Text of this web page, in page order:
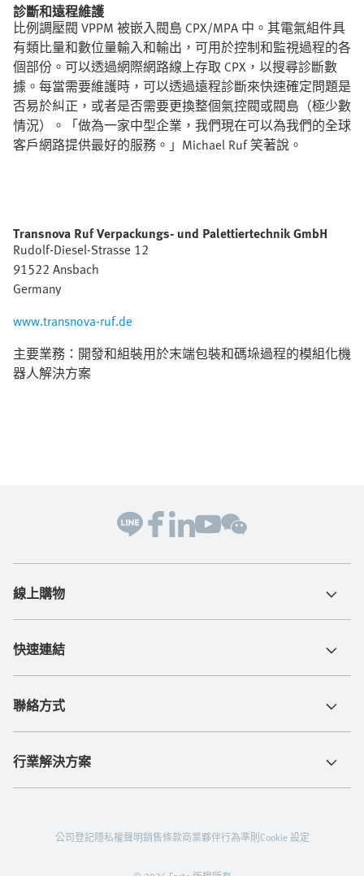
診斷和遠程維護
比例調壓閥 VPPM 被嵌入閥島 CPX/MPA 中。其電氣組件具
有類比量和數位量輸入和輸出，可用於控制和監視過程的各
個部份。可以透過網際網路線上存取 CPX，以搜尋診斷數
據。每當需要維護時，可以透過遠程診斷來快速確定問題是
否易於糾正，或者是否需要更換整個氣控閥或閥島（極少數
情況）。「做為一家中型企業，我們現在可以為我們的全球
客戶網路提供最好的服務。」Michael Ruf 笑著說。
Transnova Ruf Verpackungs- und Palettiertechnik GmbH
Rudolf-Diesel-Strasse 12
91522 Ansbach
Germany
www.transnova-ruf.de
主要業務：開發和組裝用於末端包裝和碼垛過程的模組化機
器人解決方案
線上購物
快速連結
聯絡方式
行業解決方案
公司登記隱私權聲明銷售條款商業夥伴行為準則Cookie 設定